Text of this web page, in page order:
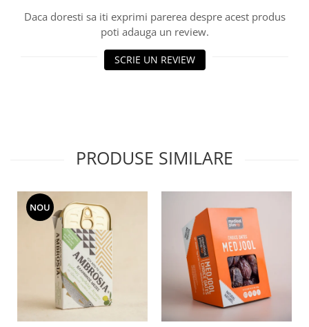
Daca doresti sa iti exprimi parerea despre acest produs
poti adauga un review.
SCRIE UN REVIEW
PRODUSE SIMILARE
NOU